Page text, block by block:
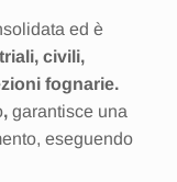
ed è
civili,
fognarie.
, garantisce una
eseguendo